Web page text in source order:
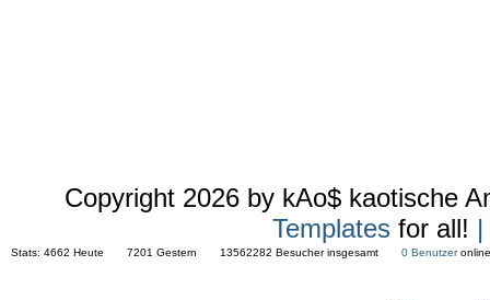
Copyright 2026 by kAo$ kaotische
Templates for all!
Stats: 4662 Heute 7201 Gestern 13562282 Besucher insgesamt 0 Benutzer